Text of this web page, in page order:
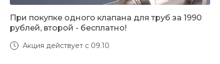
При покупке одного клапана для труб за 1990
рублей, второй - бесплатно!
Акция действует с 09.10